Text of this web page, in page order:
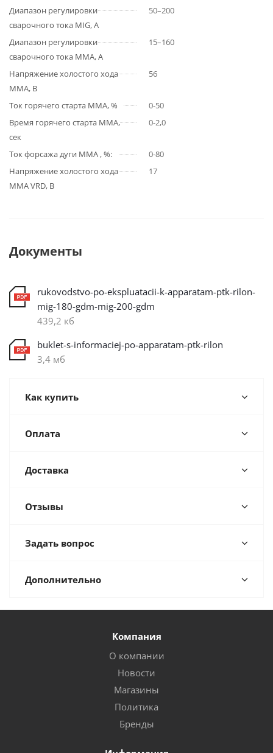
Диапазон регулировки
сварочного тока MIG, А
50–200
Диапазон регулировки
сварочного тока MMA, A
15–160
Напряжение холостого хода
MMA, В
56
Ток горячего старта MMA, %
0-50
Время горячего старта ММА,
сек
0-2,0
Ток форсажа дуги ММА , %:
0-80
Напряжение холостого хода
ММА VRD, В
17
Документы
rukovodstvo-po-ekspluatacii-k-apparatam-ptk-rilon-
mig-180-gdm-mig-200-gdm
439,2 кб
buklet-s-informaciej-po-apparatam-ptk-rilon
3,4 мб
Как купить
Оплата
Доставка
Отзывы
Задать вопрос
Дополнительно
Компания
О компании
Новости
Магазины
Политика
Бренды